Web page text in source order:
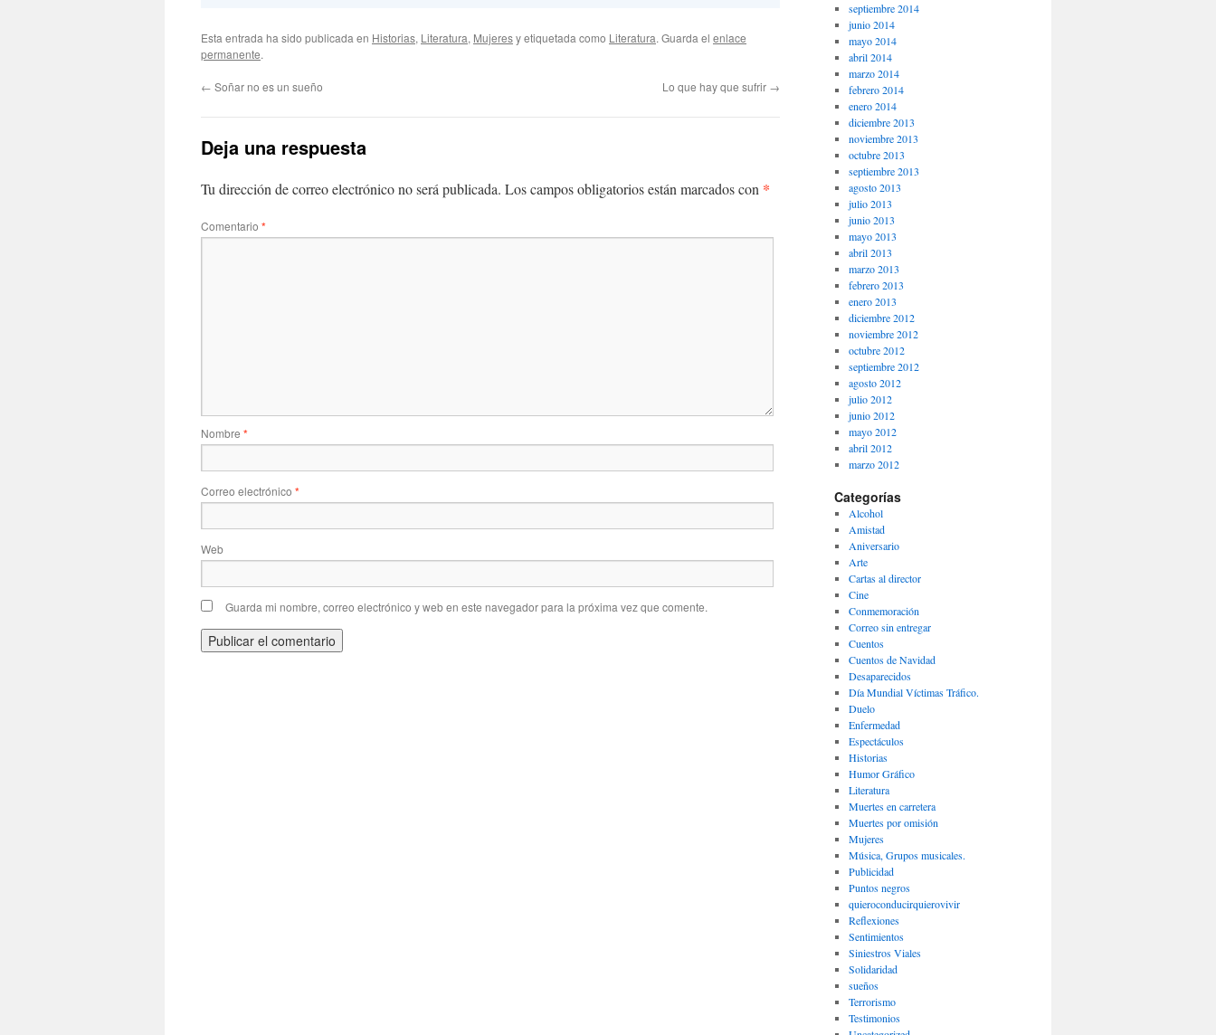
Esta entrada ha sido publicada en Historias, Literatura, Mujeresy etiquetada como Literatura. Guarda el enlace
permanente.
← Soñar no es un sueño Lo que hay que sufrir →
Deja una respuesta
Tu dirección de correo electrónico no será publicada. Los campos obligatorios están marcados con *
Comentario *
Nombre *
Correo electrónico *
Web
Guarda mi nombre, correo electrónico y web en este navegador para la próxima vez que comente.
septiembre 2014
junio 2014
mayo 2014
abril 2014
marzo 2014
febrero 2014
enero 2014
diciembre 2013
noviembre 2013
octubre 2013
septiembre 2013
agosto 2013
julio 2013
junio 2013
mayo 2013
abril 2013
marzo 2013
febrero 2013
enero 2013
diciembre 2012
noviembre 2012
octubre 2012
septiembre 2012
agosto 2012
julio 2012
junio 2012
mayo 2012
abril 2012
marzo 2012
Categorías
Alcohol
Amistad
Aniversario
Arte
Cartas al director
Cine
Conmemoración
Correo sin entregar
Cuentos
Cuentos de Navidad
Desaparecidos
Día Mundial Víctimas Tráfico.
Duelo
Enfermedad
Espectáculos
Historias
Humor Gráfico
Literatura
Muertes en carretera
Muertes por omisión
Mujeres
Música, Grupos musicales.
Publicidad
Puntos negros
quieroconducirquierovivir
Reflexiones
Sentimientos
Siniestros Viales
Solidaridad
sueños
Terrorismo
Testimonios